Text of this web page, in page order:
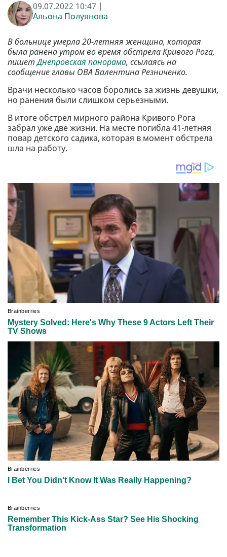
09.07.2022 10:47 |
Альона Полуянова
В больнице умерла 20-летняя женщина, которая
была ранена утром во время обстрела Кривого Рога,
пишетДнепровская панорама, ссылаясь на
сообщение главы ОВА Валентина Резниченко.
Врачи несколько часов боролись за жизнь девушки,
но ранения были слишком серьезными.
В итоге обстрел мирного района Кривого Рога
забрал уже две жизни. На месте погибла 41-летняя
повар детского садика, которая в момент обстрела
шла на работу.